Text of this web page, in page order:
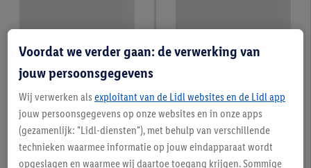
Voordat we verder gaan: de verwerking van
jouw persoonsgegevens
Wij verwerken als exploitant van de Lidl websites en de Lidl app
jouw persoonsgegevens op onze websites en in onze apps
(gezamenlijk: "Lidl-diensten"), met behulp van verschillende
technieken waarmee informatie op jouw eindapparaat wordt
opgeslagen en waarmee wij daartoe toegang krijgen. Sommige